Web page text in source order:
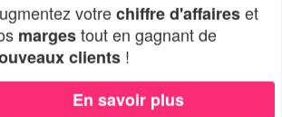
MONGONGNON JORDAN
1 Square Bequet
95550 Bessancourt
votrechiffre d'affaireset
margestout en gagnant de
clients !
En savoir plus